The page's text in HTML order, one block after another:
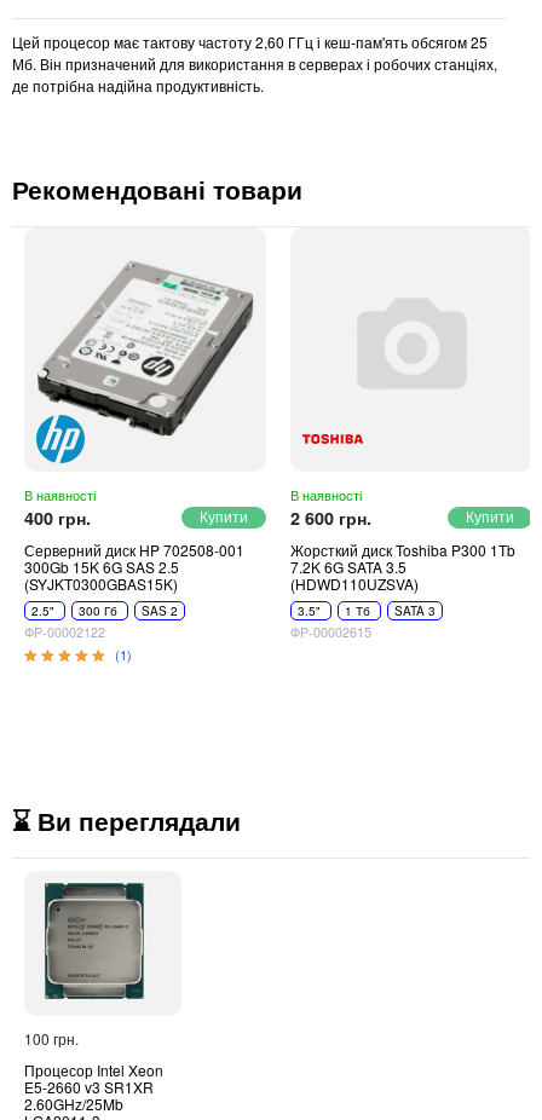
Цей процесор має тактову частоту 2,60 ГГц і кеш-пам'ять обсягом 25
Мб. Він призначений для використання в серверах і робочих станціях,
де потрібна надійна продуктивність.
Рекомендовані товари
В наявності
400 грн.
Серверний диск HP 702508-001
300Gb 15K 6G SAS 2.5
(SYJKT0300GBAS15K)
2.5" 300 Гб SAS 2
ФР-00002122
(1)
В наявності
2 600 грн.
Жорсткий диск Toshiba P300 1Tb
7.2K 6G SATA 3.5
(HDWD110UZSVA)
3.5" 1 Тб SATA 3
ФР-00002615
⌛ Ви переглядали
100 грн.
Процесор Intel Xeon
E5-2660 v3 SR1XR
2.60GHz/25Mb